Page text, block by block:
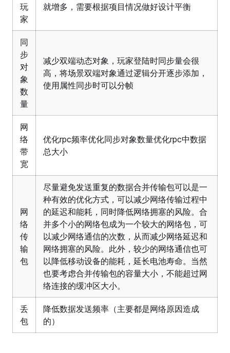
玩
家
就增多，需要根据项目情况做好设计平衡
同
步
对
象
数
量
减少双端动态对象，玩家登陆时同步量会很
高，将场景双端对象通过逻辑分开逐步添加，
使用属性同步时可以分帧
网
络
带
宽
优化rpc频率优化同步对象数量优化rpc中数据
总大小
网
络
传
输
包
尽量避免发送重复的数据合并传输包可以是一
种有效的优化方式，可以减少网络传输过程中
的延迟和能耗，同时降低网络拥塞的风险。合
并多个小的网络包成为一个较大的网络包，可
以减少网络通信的次数，从而减少网络延迟和
网络拥塞的风险。此外，较少的网络通信也可
以降低移动设备的能耗，延长电池寿命。当然
也要考虑合并传输包的容量大小，不能超过网
络连接的缓冲区大小。
丢
包
降低数据发送频率（主要都是网络原因造成
的）